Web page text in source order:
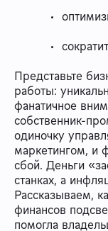
Представьте
работы:
фанатичное
собственник-
одиночку
маркетингом, и
сбой. Деньги
станках, а
Рассказываем,
финансов
помогла